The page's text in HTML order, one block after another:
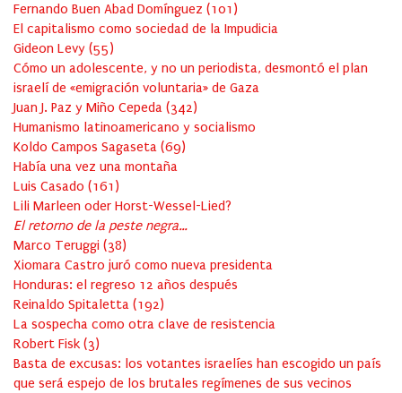
Fernando Buen Abad Domínguez (101 )
El capitalismo como sociedad de la Impudicia
Gideon Levy (55)
Cómo un adolescente, y no un periodista, desmontó el plan
israelí de «emigración voluntaria» de Gaza
Juan J. Paz y Miño Cepeda (342)
Humanismo latinoamericano y socialismo
Koldo Campos Sagaseta (69)
Había una vez una montaña
Luis Casado (161 )
Lili Marleen oder Horst-Wessel-Lied?
El retorno de la peste negra…
Marco Teruggi (38)
Xiomara Castro juró como nueva presidenta
Honduras: el regreso 12 años después
Reinaldo Spitaletta (192)
La sospecha como otra clave de resistencia
Robert Fisk (3)
Basta de excusas: los votantes israelíes han escogido un país
que será espejo de los brutales regímenes de sus vecinos